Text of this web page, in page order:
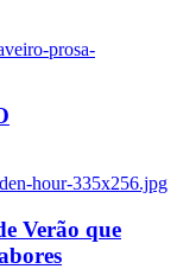
prosa-
hour-335x256.jpg
Verão que